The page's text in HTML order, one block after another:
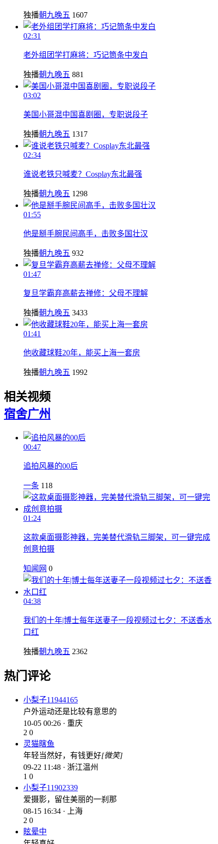
独播朝九晚五 1607
02:31
老外组团学打麻将：巧记筒条中发白
独播朝九晚五 881
03:02
美国小哥混中国喜剧圈，专职说段子
独播朝九晚五 1317
02:34
谁说老铁只喊麦？Cosplay东北最强
独播朝九晚五 1298
01:55
他是掰手腕民间高手，击败多国壮汉
独播朝九晚五 932
01:47
复旦学霸弃高薪去禅修：父母不理解
独播朝九晚五 3433
01:41
他收藏球鞋20年，能买上海一套房
独播朝九晚五 1992
相关视频
宿舍广州
00:47
追拍风暴的00后
一条 118
01:24
这款桌面摄影神器，完美替代滑轨三脚架，可一键完成
创意拍摄
知闻网 0
04:38
我们的十年|博士每年送妻子一段视频过七夕：不送香水
口红
独播朝九晚五 2362
热门评论
小梨子11944165
户外运动还是比较有意思的
10-05 00:26 · 重庆
2 0
灵猫瞎鱼
年轻当然好，有钱更好[微笑]
09-22 11:48 · 浙江温州
1 0
小梨子11902339
爱摄影，留住美丽的一刹那
08-15 16:34 · 上海
2 0
眩晕中